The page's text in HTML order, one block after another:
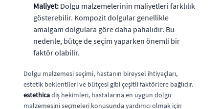
Maliyet: Dolgu malzemelerinin maliyetleri farklılık
gösterebilir. Kompozit dolgular genellikle
amalgam dolgulara göre daha pahalıdır. Bu
nedenle, bütçe de seçim yaparken önemli bir
faktör olabilir.
Dolgu malzemesi seçimi, hastanın bireysel ihtiyaçları,
estetik beklentileri ve bütçesi gibi çeşitli faktörlere bağlıdır.
estethicadiş hekimleri, hastalarına en uygun dolgu
malzemesini seçmeleri konusunda yardımcı olmak için